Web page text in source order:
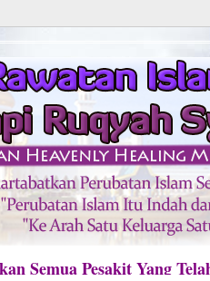
Pesakit Yang Telah